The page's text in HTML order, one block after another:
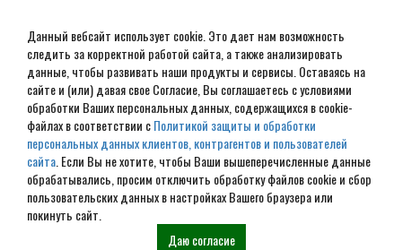
Данный вебсайт использует cookie. Это дает нам возможность
следить за корректной работой сайта, а также анализировать
данные, чтобы развивать наши продукты и сервисы. Оставаясь на
сайте и (или) давая свое Согласие, Вы соглашаетесь с условиями
обработки Ваших персональных данных, содержащихся в cookie-
файлах в соответствии сПолитикой защиты и обработки
персональных данных клиентов, контрагентов и пользователей
сайта . Если Вы не хотите, чтобы Ваши вышеперечисленные данные
обрабатывались, просим отключить обработку файлов cookie и сбор
пользовательских данных в настройках Вашего браузера или
покинуть сайт.
Даю согласие
Дом из бревна под ключ в
Ефремове
Наши проекты